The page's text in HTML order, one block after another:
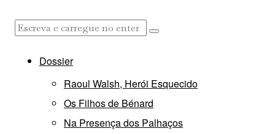
Dossier
Raoul Walsh, Herói Esquecido
Os Filhos de Bénard
Na Presença dos Palhaços